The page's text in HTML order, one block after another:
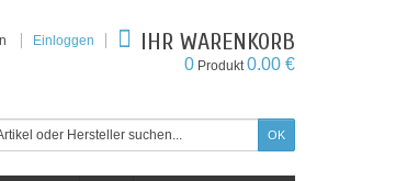
Einloggen IHR WARENKORB
0 Produkt0.00 €